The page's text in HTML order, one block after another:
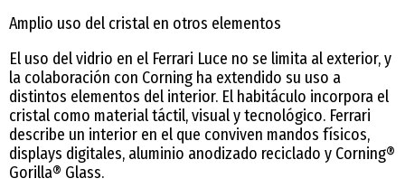
Amplio uso del cristal en otros elementos
El uso del vidrio en el Ferrari Luce no se limita al exterior, y
la colaboración con Corning ha extendido su uso a
distintos elementos del interior. El habitáculo incorpora el
cristal como material táctil, visual y tecnológico. Ferrari
describe un interior en el que conviven mandos físicos,
displays digitales, aluminio anodizado reciclado y Corning®
Gorilla® Glass.